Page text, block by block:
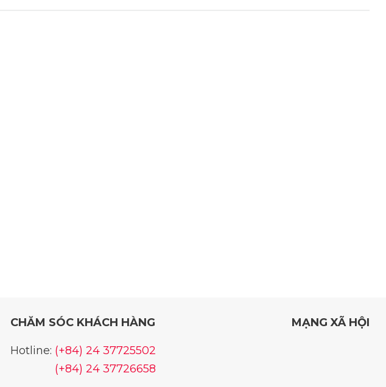
CHĂM SÓC KHÁCH HÀNG
Hotline: (+84) 24 37725502
(+84) 24 37726658
MẠNG XÃ HỘI